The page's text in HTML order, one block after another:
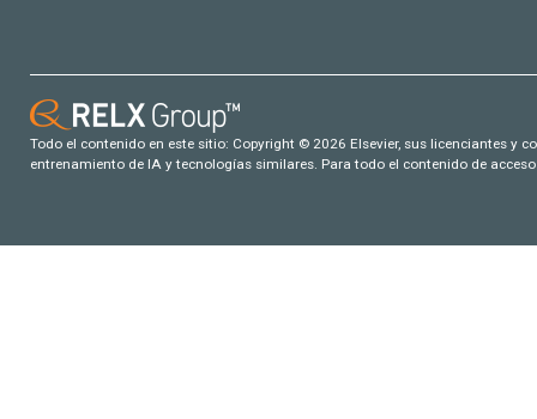
Todo el contenido en este sitio: Copyright © 2026 Elsevier, sus licenciantes y
entrenamiento de IA y tecnologías similares. Para todo el contenido de